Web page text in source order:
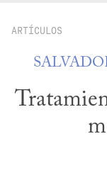
ARTÍCULOS